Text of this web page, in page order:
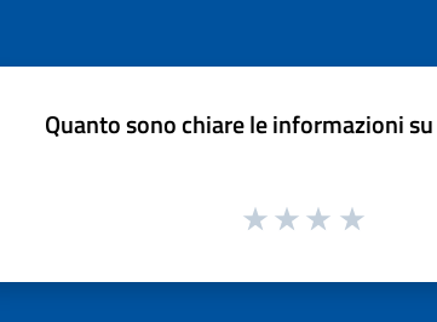
Quanto sono chiare le informazioni